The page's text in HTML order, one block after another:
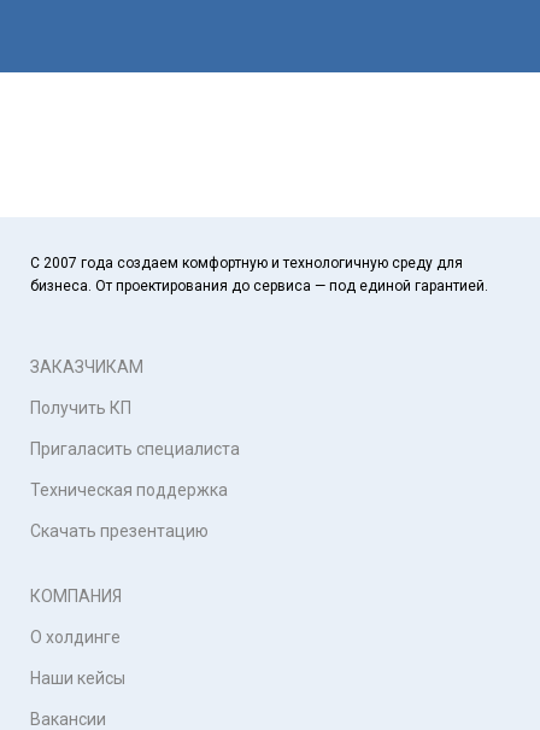
С 2007 года создаем комфортную и технологичную среду для
бизнеса. От проектирования до сервиса — под единой гарантией.
ЗАКАЗЧИКАМ
Получить КП
Пригаласить специалиста
Техническая поддержка
Скачать презентацию
КОМПАНИЯ
О холдинге
Наши кейсы
Вакансии